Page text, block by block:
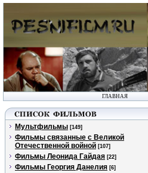
ГЛАВНАЯ
Мультфильмы [149]
Фильмы связанные с Великой
Отечественной войной [107]
Фильмы Леонида Гайдая [22]
Фильмы Георгия Данелия [6]